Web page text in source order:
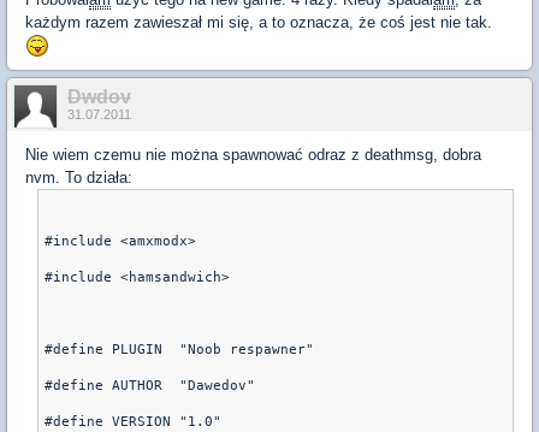
każdym razem zawieszał mi się, a to oznacza, że coś jest nie tak.
Dwdov
31.07.2011
Nie wiem czemu nie można spawnować odraz z deathmsg, dobra
nvm. To działa:
#include <amxmodx>
#include <hamsandwich>
#define PLUGIN  "Noob respawner"
#define AUTHOR  "Dawedov"
#define VERSION "1.0"